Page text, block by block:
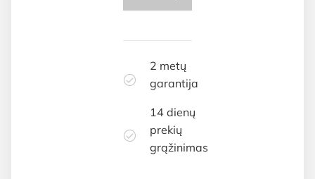
2 metų
garantija
14 dienų
prekių
grąžinimas